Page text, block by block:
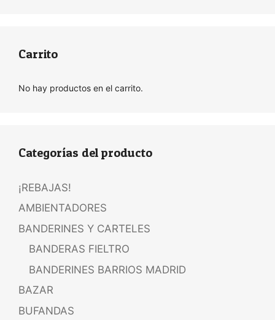
Carrito
No hay productos en el carrito.
Categorías del producto
¡REBAJAS!
AMBIENTADORES
BANDERINES Y CARTELES
BANDERAS FIELTRO
BANDERINES BARRIOS MADRID
BAZAR
BUFANDAS